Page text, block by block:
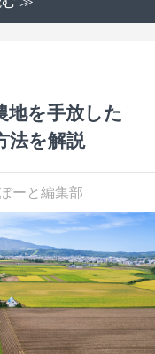
地を手放した
法を解説
ーと編集部